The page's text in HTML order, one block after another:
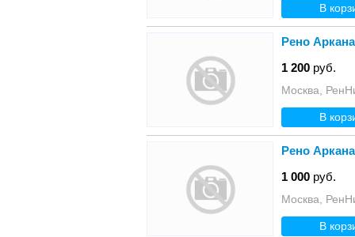
В
Рено
1 200 руб.
Москва,
В
Рено
1 000 руб.
Москва,
В